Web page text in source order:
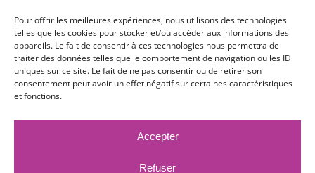
Pour offrir les meilleures expériences, nous utilisons des technologies
telles que les cookies pour stocker et/ou accéder aux informations des
appareils. Le fait de consentir à ces technologies nous permettra de
traiter des données telles que le comportement de navigation ou les ID
uniques sur ce site. Le fait de ne pas consentir ou de retirer son
consentement peut avoir un effet négatif sur certaines caractéristiques
et fonctions.
Accepter
Refuser
Toutes nos adresses, coordonnées et horaires
d'ouverture
CLIQUEZ ICI